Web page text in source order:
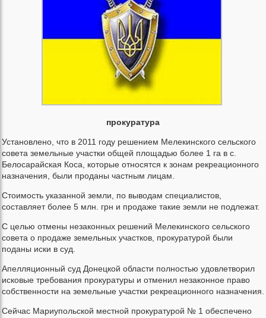
прокуратура
Установлено, что в 2011 году решением Мелекинского сельского
совета земельные участки общей площадью более 1 га в с.
Белосарайская Коса, которые относятся к зонам рекреационного
назначения, были проданы частным лицам.
Стоимость указанной земли, по выводам специалистов,
составляет более 5 млн. грн и продаже такие земли не подлежат.
С целью отмены незаконных решений Мелекинского сельского
совета о продаже земельных участков, прокуратурой были
поданы иски в суд.
Апелляционный суд Донецкой области полностью удовлетворил
исковые требования прокуратуры и отменил незаконное право
собственности на земельные участки рекреационного назначения.
Сейчас Мариупольской местной прокуратурой № 1 обеспечено